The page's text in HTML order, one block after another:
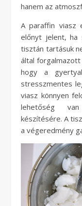
hanem az
A paraffin viasz
előnyt jelent, ha
tisztán tartásuk
által
hogy a
stresszmentes
viasz könnyen
lehetőség
készítésére. A
a végeredmény